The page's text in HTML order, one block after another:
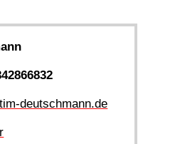
deutschmann.de